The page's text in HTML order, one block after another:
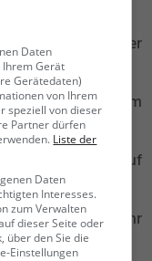
jedoch unter
werden.
haben am
schönen Blick auf
hier eine sehr
Daten
Gerät
Gerätedaten)
von Ihrem
speziell von dieser
Partner dürfen
Liste der
Daten
Interesses.
zum Verwalten
dieser Seite oder
über den Sie die
Einstellungen